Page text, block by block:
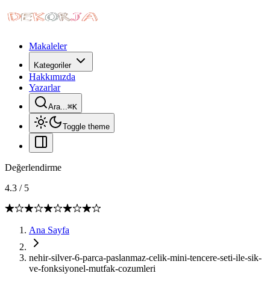
Makaleler
Kategoriler
Hakkımızda
Yazarlar
Ara...⌘K
Toggle theme
Değerlendirme
4.3 / 5
Ana Sayfa
nehir-silver-6-parca-paslanmaz-celik-mini-tencere-seti-ile-sik-
ve-fonksiyonel-mutfak-cozumleri